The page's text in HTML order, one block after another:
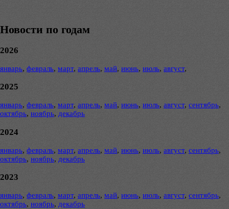
Новости по годам
2026
январь, февраль, март, апрель, май, июнь, июль, август,
2025
январь, февраль, март, апрель, май, июнь, июль, август, сентябрь,
октябрь, ноябрь, декабрь
2024
январь, февраль, март, апрель, май, июнь, июль, август, сентябрь,
октябрь, ноябрь, декабрь
2023
январь, февраль, март, апрель, май, июнь, июль, август, сентябрь,
октябрь, ноябрь, декабрь